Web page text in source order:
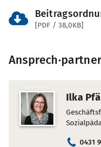
[PDF / 38,0KB]
Ilka
0431